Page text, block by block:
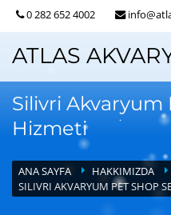
0 282 652 4002
ATLAS
Silivri Akvaryum
Hizmeti
ANA SAYFA
HAKKIMIZDA
SILIVRI AKVARYUM PET SHOP